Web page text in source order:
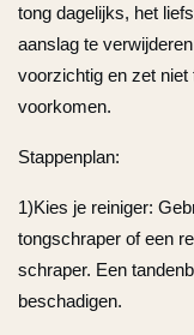
tong dagelijks, het
aanslag te
voorzichtig en zet
voorkomen.
Stappenplan:
1)Kies je reiniger:
tongschraper of een
schraper. Een
beschadigen.